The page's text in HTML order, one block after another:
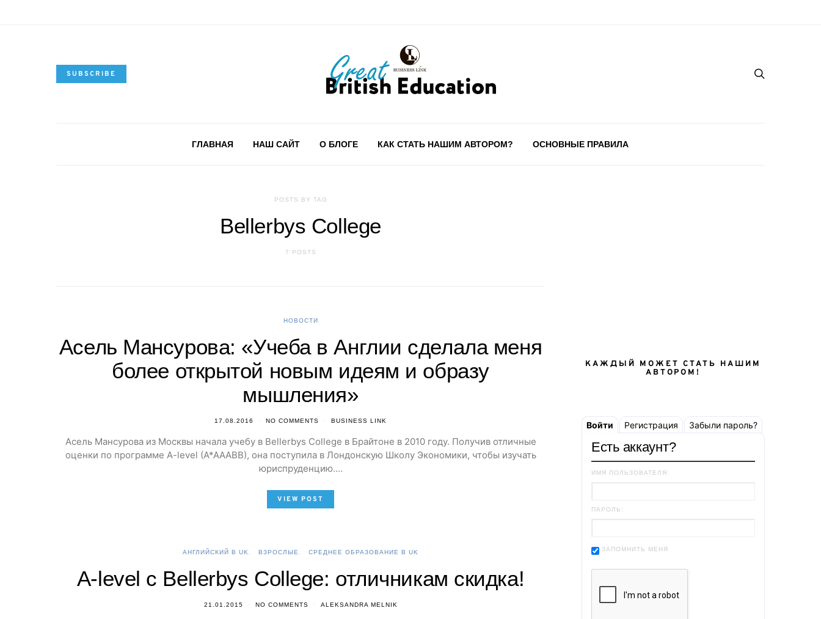
SUBSCRIBE
ГЛАВНАЯ НАШ САЙТ О БЛОГЕ КАК СТАТЬ НАШИМ АВТОРОМ? ОСНОВНЫЕ ПРАВИЛА
POSTS BY TAG
Bellerbys College
7 POSTS
НОВОСТИ
Асель Мансурова: «Учеба в Англии сделала меня
более открытой новым идеям и образу
мышления»
17.08.2016 NO COMMENTS BUSINESS LINK
Асель Мансурова из Москвы начала учебу в Bellerbys College в Брайтоне в 2010 году. Получив отличные
оценки по программе A-level (A*AAABB), она поступила в Лондонскую Школу Экономики, чтобы изучать
юриспруденцию.…
VIEW POST
АНГЛИЙСКИЙ В UK ВЗРОСЛЫЕ СРЕДНЕЕ ОБРАЗОВАНИЕ В UK
A-level c Bellerbys College: отличникам скидка!
21.01.2015 NO COMMENTS ALEKSANDRA MELNIK
КАЖДЫЙ МОЖЕТ СТАТЬ НАШИМ
АВТОРОМ!
Войти Регистрация Забыли пароль?
Есть аккаунт?
ИМЯ ПОЛЬЗОВАТЕЛЯ:
ПАРОЛЬ:
ЗАПОМНИТЬ МЕНЯ